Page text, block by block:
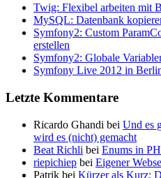
Twig: Flexibel arbeiten mit
MySQL: Datenbank
Symfony2: Custom
erstellen
Symfony2: Globale
Symfony Live 2012 in
Letzte Kommentare
Ricardo Ghandi bei Und es
wird es (nicht) gemacht
Beat Richli bei Enums in
riepichiep bei Eigener
Patrik bei Kürzer als Kurz: